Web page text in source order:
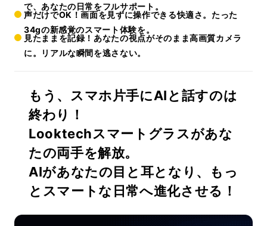
で、あなたの日常をフルサポート。
声だけでOK！画面を見ずに操作できる快適さ。たった
34gの新感覚のスマート体験を。
見たままを記録！あなたの視点がそのまま高画質カメラ
に。リアルな瞬間を逃さない。
もう、スマホ片手にAIと話すのは
終わり！
Looktechスマートグラスがあな
たの両手を解放。
AIがあなたの目と耳となり、もっ
とスマートな日常へ進化させる！